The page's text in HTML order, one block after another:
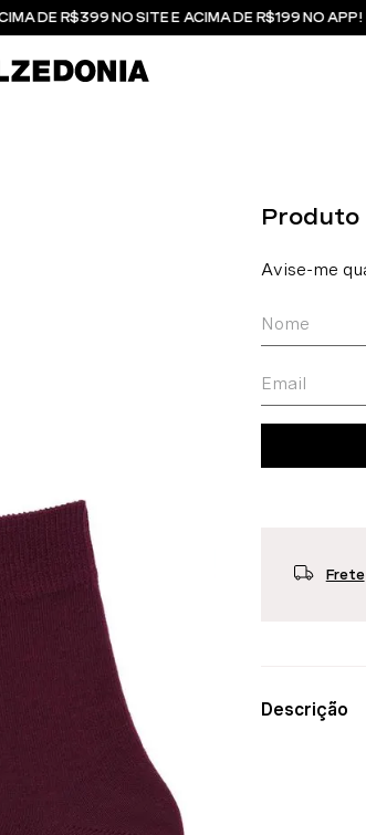
DE R$399 NO SITE E ACIMA DE R$199 NO APP!
Frete
Descrição